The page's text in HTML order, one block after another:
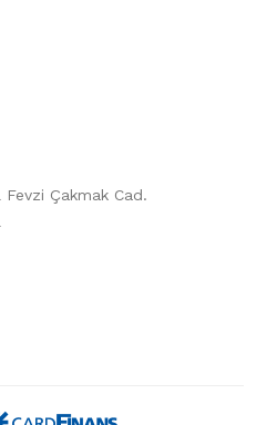
Çakmak Cad.